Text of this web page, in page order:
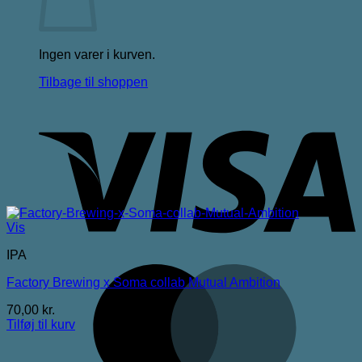
Ingen varer i kurven.
Tilbage til shoppen
Vis
IPA
Factory Brewing x Soma collab Mutual Ambition
70,00 kr.
Tilføj til kurv